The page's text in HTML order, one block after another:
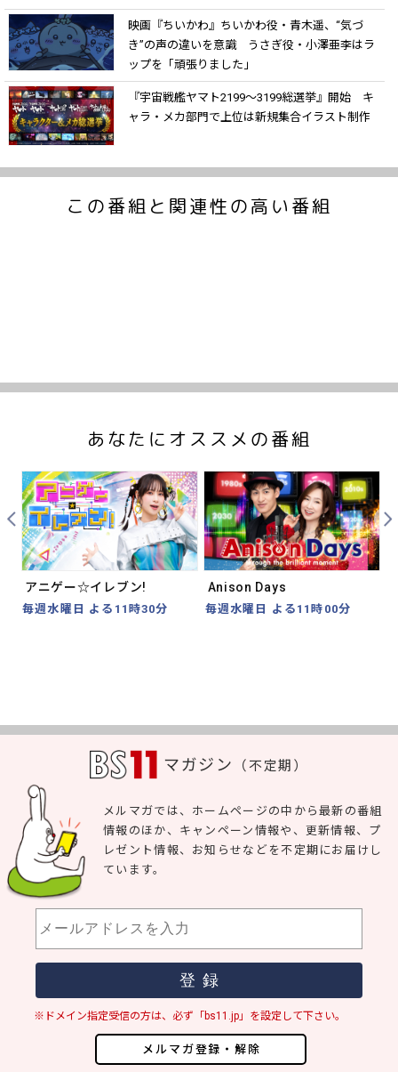
映画『ちいかわ』ちいかわ役・青木遥、“気づ
き”の声の違いを意識 うさぎ役・小澤亜李はラ
ップを「頑張りました」
『宇宙戦艦ヤマト2199～3199総選挙』開始 キ
ャラ・メカ部門で上位は新規集合イラスト制作
この番組と関連性の高い番組
あなたにオススメの番組
アニゲー☆イレブン!
毎週水曜日 よる11時30分
Anison Days
毎週水曜日 よる11時00分
Prev
マガジン （不定期）
メルマガ登録・解除
メルマガでは、ホームページの中から最新の番組
情報のほか、キャンペーン情報や、更新情報、プ
レゼント情報、お知らせなどを不定期にお届けし
ています。
※ドメイン指定受信の方は、必ず「bs11.jp」を設定して下さい。